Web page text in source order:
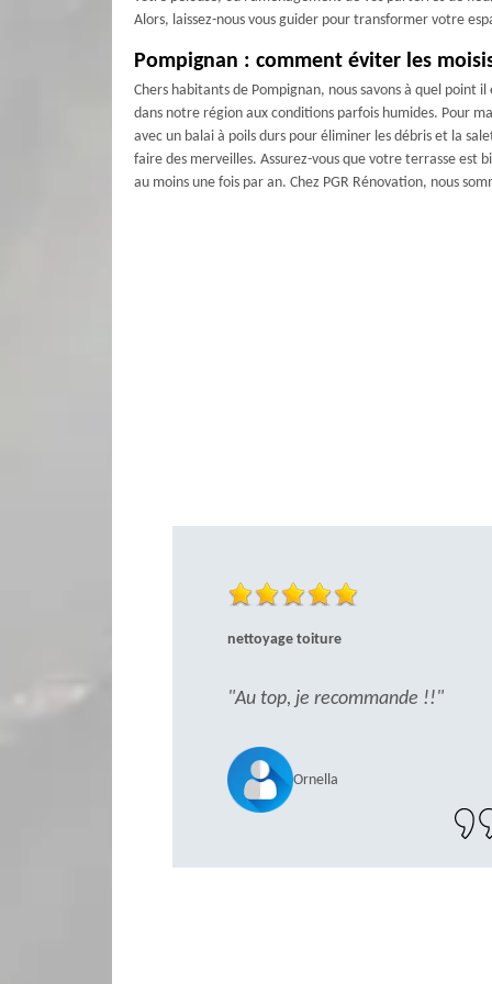
Alors, laissez-nous vous guider pour transformer votre
Pompignan : comment éviter les
Chers habitants de Pompignan, nous savons à quel point
dans notre région aux conditions parfois humides. Pour
avec un balai à poils durs pour éliminer les débris et la
faire des merveilles. Assurez-vous que votre terrasse
au moins une fois par an. Chez PGR Rénovation, nous
nettoyage toiture
"Au top, je recommande !!"
Ornella